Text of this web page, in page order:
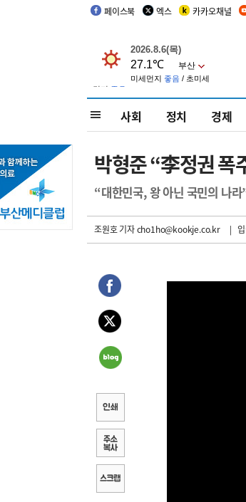
페이스북 엑스 카카오채널
사회 정치 경제
박형준 “李정권 폭
“대한민국, 왕 아닌 국민의 나
조원호 기자cho1ho@kookje.co.kr | 입